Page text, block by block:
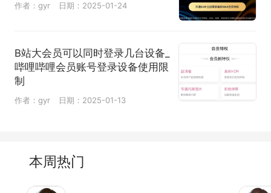
作者：gyr 日期：2025-01-24
B站大会员可以同时登录几台设备_
哔哩哔哩会员账号登录设备使用限
制
作者：gyr 日期：2025-01-13
本周热门